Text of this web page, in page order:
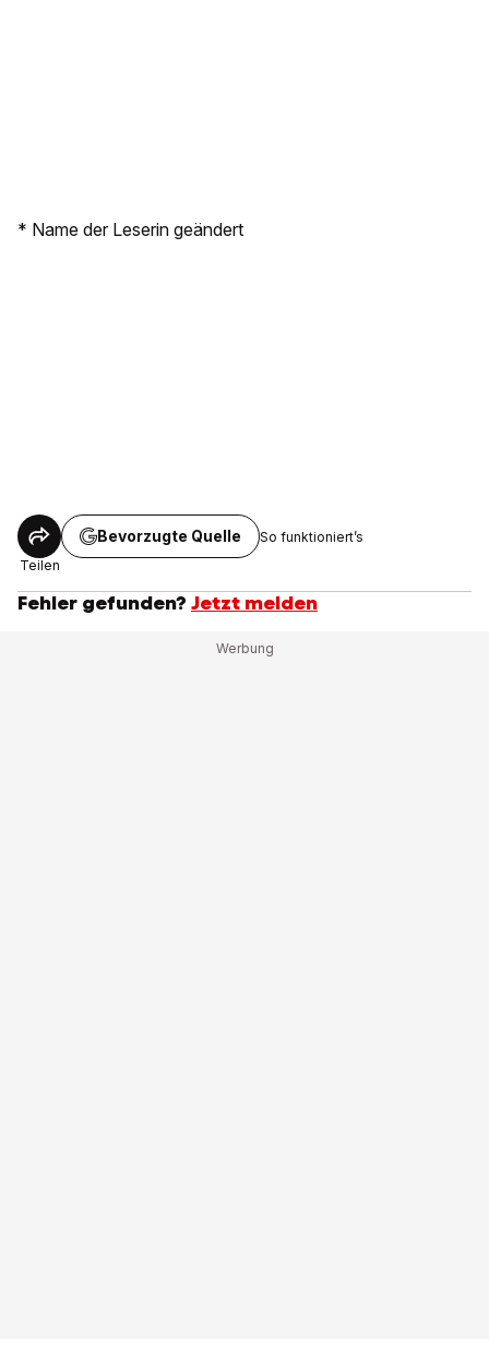
* Name der Leserin geändert
Teilen
Bevorzugte Quelle So funktioniert’s
Fehler gefunden? Jetzt melden